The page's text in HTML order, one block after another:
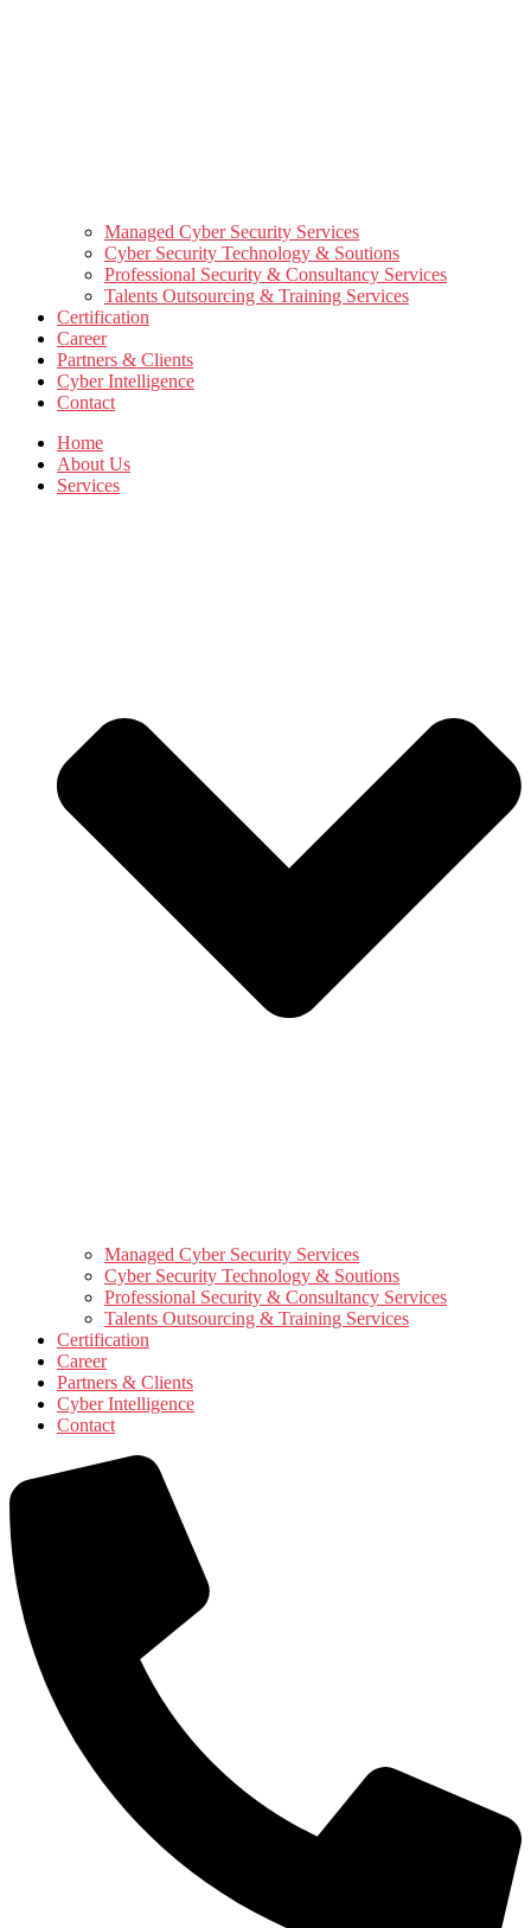
Managed Cyber Security Services
Cyber Security Technology & Soutions
Professional Security & Consultancy Services
Talents Outsourcing & Training Services
Certification
Career
Partners & Clients
Cyber Intelligence
Contact
Home
About Us
Services
Managed Cyber Security Services
Cyber Security Technology & Soutions
Professional Security & Consultancy Services
Talents Outsourcing & Training Services
Certification
Career
Partners & Clients
Cyber Intelligence
Contact